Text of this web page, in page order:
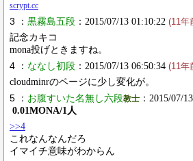
scrypt.cc
3 ： 黒霧島五段 ：2015/07/13 01:10:22 (11年
記念カキコ
mona投げときますね。
4 ： ななし初段 ：2015/07/13 06:50:34 (11年
cloudminrのページに少し変化が。
5 ： お腹すいた名無し六段教士 ：2015/07/
0.01MONA/1人
>>4
これなんなんだろ
イマイチ意味がわからん